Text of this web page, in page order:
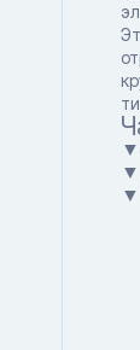
▼
▼
▼